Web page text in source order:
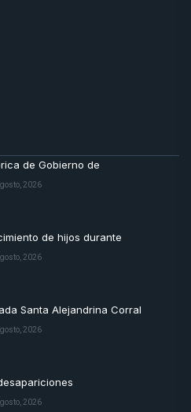
de Gobierno de
2026
de hijos durante
2026
Santa Alejandrina Corral
2026
2026